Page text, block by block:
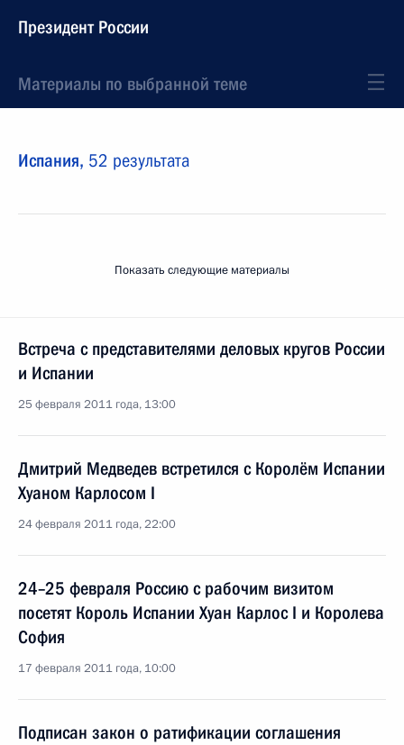
Президент России
Материалы по выбранной теме
Испания, 52 результата
Показать следующие материалы
Встреча с представителями деловых кругов России
и Испании
25 февраля 2011 года, 13:00
Дмитрий Медведев встретился с Королём Испании
Хуаном Карлосом I
24 февраля 2011 года, 22:00
24–25 февраля Россию с рабочим визитом
посетят Король Испании Хуан Карлос I и Королева
София
17 февраля 2011 года, 10:00
Подписан закон о ратификации соглашения